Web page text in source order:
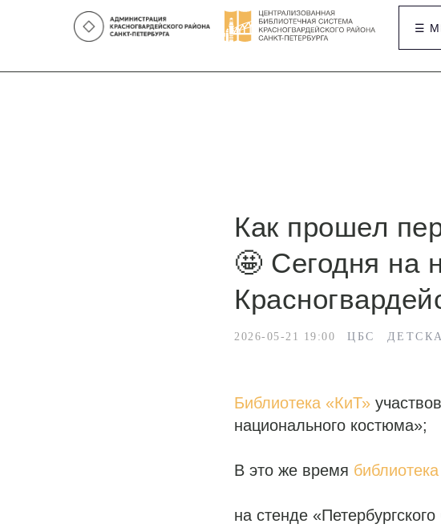
☰
Как прошел
🤩 Сегодня на
2026-05-21 19:00 ЦБС
Библиотека «КиТ»
национального костюма»;
В это же время
на стенде